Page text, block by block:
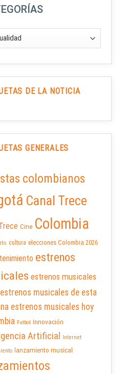
DE LA NOTICIA
GENERALES
colombianos
Canal Trece
Cine Colombia
cultura elecciones Colombia 2026
estrenos
estrenos musicales
estrenos musicales de esta
estrenos musicales hoy
Futbol Innovación
Artificial
Internet
lanzamiento musical